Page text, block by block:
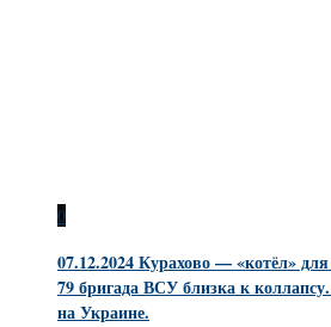
0
07.12.2024 Курахово — «котёл»
79 бригада ВСУ близка к
на Украине.